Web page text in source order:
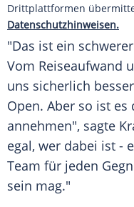
Drittplattformen
Datenschutzhinweisen.
"Das ist ein
Vom Reiseaufwand
uns sicherlich
Open. Aber so ist es
annehmen", sagte
egal, wer dabei ist -
Team für jeden
sein mag."